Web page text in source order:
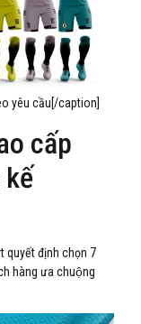
yêu cầu[/caption]
cấp
quyết định chọn 7
hàng ưa chuộng